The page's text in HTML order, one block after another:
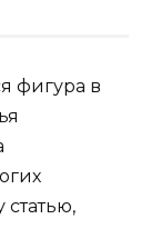
фигура в
статью,